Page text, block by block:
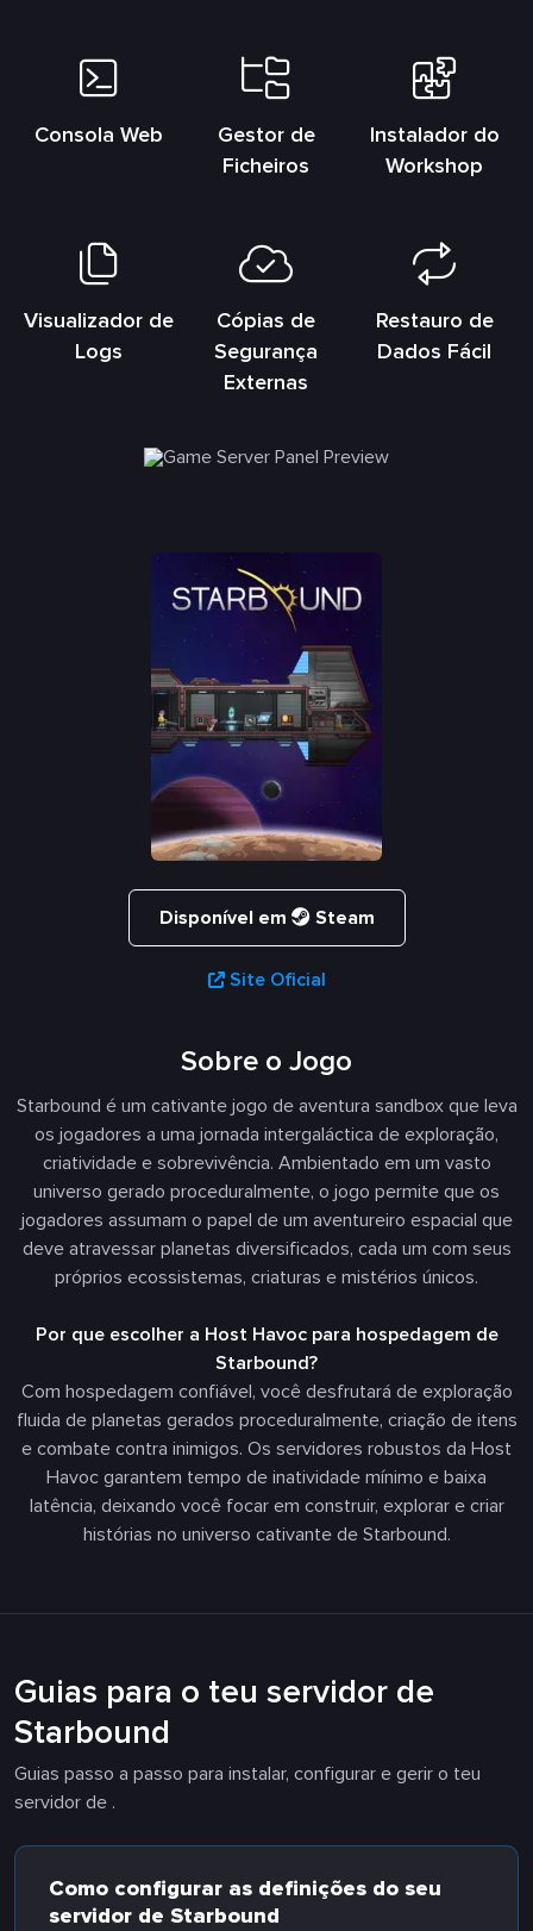
Consola Web
Gestor de
Ficheiros
Instalador do
Workshop
Visualizador de
Logs
Cópias de
Segurança
Externas
Restauro de
Dados Fácil
Disponível em Steam
Site Oficial
Sobre o Jogo
Starbound é um cativante jogo de aventura sandbox que leva
os jogadores a uma jornada intergaláctica de exploração,
criatividade e sobrevivência. Ambientado em um vasto
universo gerado proceduralmente, o jogo permite que os
jogadores assumam o papel de um aventureiro espacial que
deve atravessar planetas diversificados, cada um com seus
próprios ecossistemas, criaturas e mistérios únicos.
Por que escolher a Host Havoc para hospedagem de
Starbound?
Com hospedagem confiável, você desfrutará de exploração
fluida de planetas gerados proceduralmente, criação de itens
e combate contra inimigos. Os servidores robustos da Host
Havoc garantem tempo de inatividade mínimo e baixa
latência, deixando você focar em construir, explorar e criar
histórias no universo cativante de Starbound.
Guias para o teu servidor de
Starbound
Guias passo a passo para instalar, configurar e gerir o teu
servidor de .
Como configurar as definições do seu
servidor de Starbound